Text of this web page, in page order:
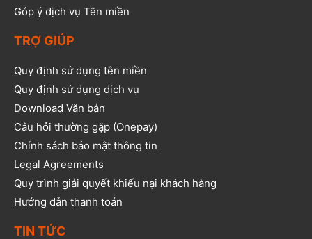
Góp ý dịch vụ Tên miền
TRỢ GIÚP
Quy định sử dụng tên miền
Quy định sử dụng dịch vụ
Download Văn bản
Câu hỏi thường gặp (Onepay)
Chính sách bảo mật thông tin
Legal Agreements
Quy trình giải quyết khiếu nại khách hàng
Hướng dẫn thanh toán
TIN TỨC